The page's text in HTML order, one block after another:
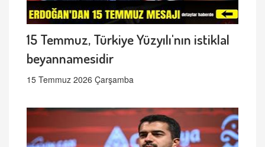
15 Temmuz, Türkiye Yüzyılı'nın istiklal
beyannamesidir
15 Temmuz 2026 Çarşamba